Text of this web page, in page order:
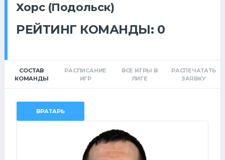
Хорс (Подольск)
РЕЙТИНГ КОМАНДЫ: 0
СОСТАВ
КОМАНДЫ
РАСПИСАНИЕ
ИГР
ВСЕ ИГРЫ В
ЛИГЕ
РАСПЕЧАТАТЬ
ЗАЯВКУ
ВРАТАРЬ